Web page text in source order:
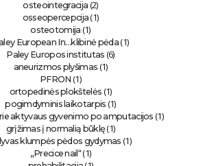
osteointegracija (2)
osseopercepcija (1)
osteotomija (1)
European In…klibinė pėda(1)
Paley Europos institutas (6)
aneurizmos plyšimas (1)
PFRON (1)
ortopedinės plokštelės (1)
pogimdyminis laikotarpis (1)
aktyvaus gyvenimo po amputacijos (1)
grįžimas į normalią būklę(1)
klumpės pėdos gydymas (1)
„Precice nail“(1)